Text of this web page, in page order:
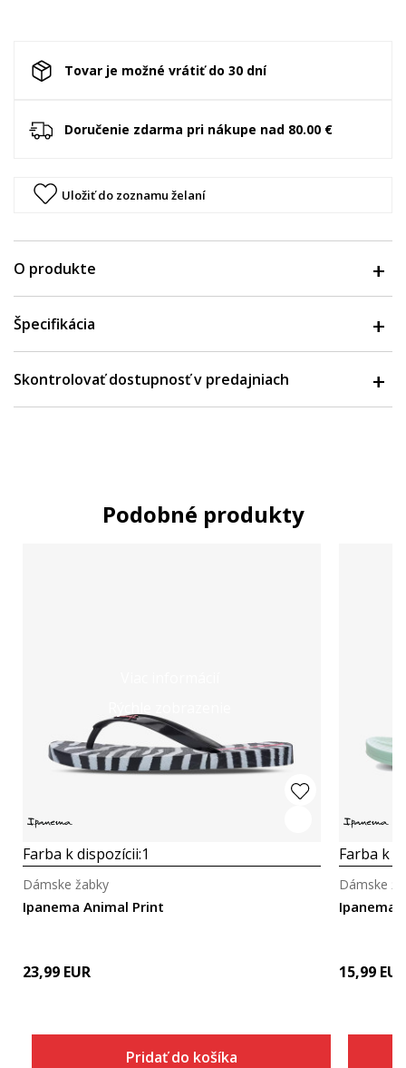
Tovar je možné vrátiť do 30 dní
Doručenie zdarma pri nákupe nad 80.00 €
Uložiť do zoznamu želaní
O produkte
Špecifikácia
Skontrolovať dostupnosť v predajniach
Podobné produkty
Farba k dispozícii:1
Ipanema Animal Print
Dámske žabky
23,99 EUR
Pridať do košíka
Farba k
Ipanema
Dámske
15,99 EUR